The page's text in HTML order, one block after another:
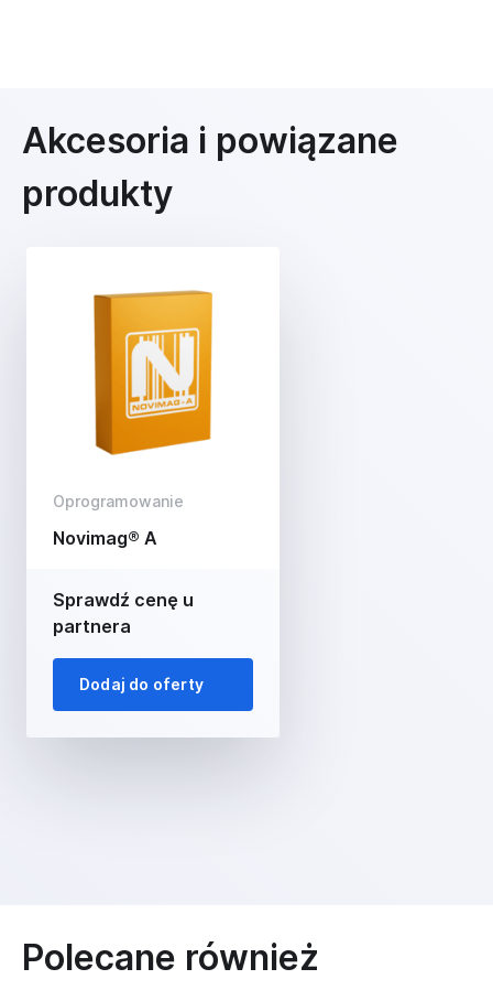
Akcesoria i powiązane
produkty
Oprogramowanie
Novimag® A
Sprawdź cenę u
partnera
Dodaj do oferty
Polecane również